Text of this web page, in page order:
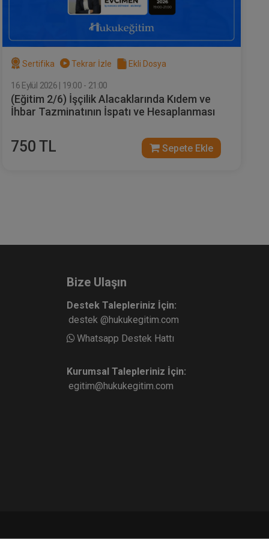
Sertifika Tekrar İzle Ekli Dosya
16 Eylül 2026 | 19:00 - 21:00
(Eğitim 2/6) İşçilik Alacaklarında Kıdem ve
İhbar Tazminatının İspatı ve Hesaplanması
750 TL Sepete Ekle
Bize Ulaşın
Destek Talepleriniz İçin:
destek @hukukegitim.com
Whatsapp Destek Hattı
Kurumsal Talepleriniz İçin:
egitim@hukukegitim.com